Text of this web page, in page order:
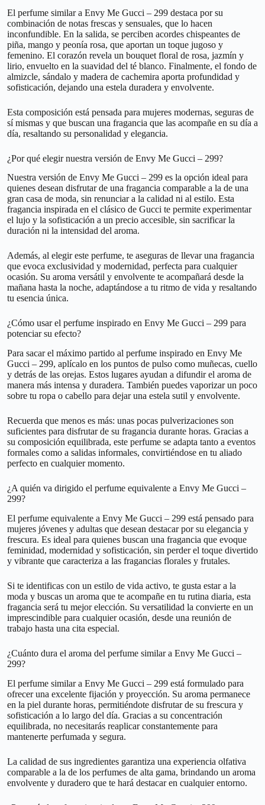
El perfume similar a Envy Me Gucci – 299 destaca por su
combinación de notas frescas y sensuales, que lo hacen
inconfundible. En la salida, se perciben acordes chispeantes de
piña, mango y peonía rosa, que aportan un toque jugoso y
femenino. El corazón revela un bouquet floral de rosa, jazmín y
lirio, envuelto en la suavidad del té blanco. Finalmente, el fondo de
almizcle, sándalo y madera de cachemira aporta profundidad y
sofisticación, dejando una estela duradera y envolvente.
Esta composición está pensada para mujeres modernas, seguras de
sí mismas y que buscan una fragancia que las acompañe en su día a
día, resaltando su personalidad y elegancia.
¿Por qué elegir nuestra versión de Envy Me Gucci – 299?
Nuestra versión de Envy Me Gucci – 299 es la opción ideal para
quienes desean disfrutar de una fragancia comparable a la de una
gran casa de moda, sin renunciar a la calidad ni al estilo. Esta
fragancia inspirada en el clásico de Gucci te permite experimentar
el lujo y la sofisticación a un precio accesible, sin sacrificar la
duración ni la intensidad del aroma.
Además, al elegir este perfume, te aseguras de llevar una fragancia
que evoca exclusividad y modernidad, perfecta para cualquier
ocasión. Su aroma versátil y envolvente te acompañará desde la
mañana hasta la noche, adaptándose a tu ritmo de vida y resaltando
tu esencia única.
¿Cómo usar el perfume inspirado en Envy Me Gucci – 299 para
potenciar su efecto?
Para sacar el máximo partido al perfume inspirado en Envy Me
Gucci – 299, aplícalo en los puntos de pulso como muñecas, cuello
y detrás de las orejas. Estos lugares ayudan a difundir el aroma de
manera más intensa y duradera. También puedes vaporizar un poco
sobre tu ropa o cabello para dejar una estela sutil y envolvente.
Recuerda que menos es más: unas pocas pulverizaciones son
suficientes para disfrutar de su fragancia durante horas. Gracias a
su composición equilibrada, este perfume se adapta tanto a eventos
formales como a salidas informales, convirtiéndose en tu aliado
perfecto en cualquier momento.
¿A quién va dirigido el perfume equivalente a Envy Me Gucci –
299?
El perfume equivalente a Envy Me Gucci – 299 está pensado para
mujeres jóvenes y adultas que desean destacar por su elegancia y
frescura. Es ideal para quienes buscan una fragancia que evoque
feminidad, modernidad y sofisticación, sin perder el toque divertido
y vibrante que caracteriza a las fragancias florales y frutales.
Si te identificas con un estilo de vida activo, te gusta estar a la
moda y buscas un aroma que te acompañe en tu rutina diaria, esta
fragancia será tu mejor elección. Su versatilidad la convierte en un
imprescindible para cualquier ocasión, desde una reunión de
trabajo hasta una cita especial.
¿Cuánto dura el aroma del perfume similar a Envy Me Gucci –
299?
El perfume similar a Envy Me Gucci – 299 está formulado para
ofrecer una excelente fijación y proyección. Su aroma permanece
en la piel durante horas, permitiéndote disfrutar de su frescura y
sofisticación a lo largo del día. Gracias a su concentración
equilibrada, no necesitarás reaplicar constantemente para
mantenerte perfumada y segura.
La calidad de sus ingredientes garantiza una experiencia olfativa
comparable a la de los perfumes de alta gama, brindando un aroma
envolvente y duradero que te hará destacar en cualquier entorno.